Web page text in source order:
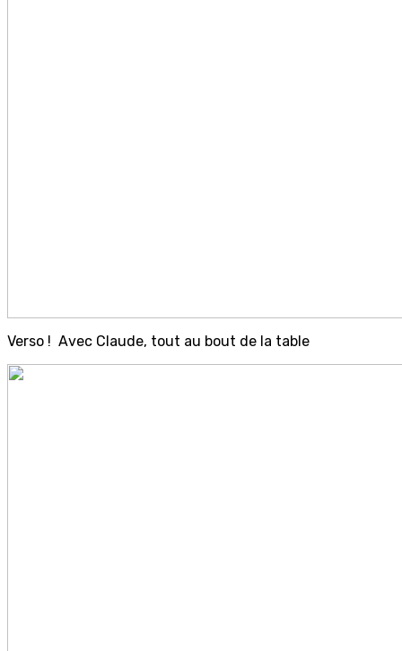
Verso ! Avec Claude, tout au bout de la table